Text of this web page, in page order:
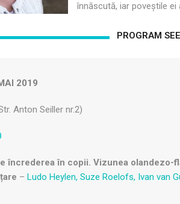
înnăscută, iar poveștile ei
PROGRAM
2019
Anton Seiller nr.2)
încrederea în copii. Vizunea
– Ludo Heylen, Suze Roelofs, Ivan van